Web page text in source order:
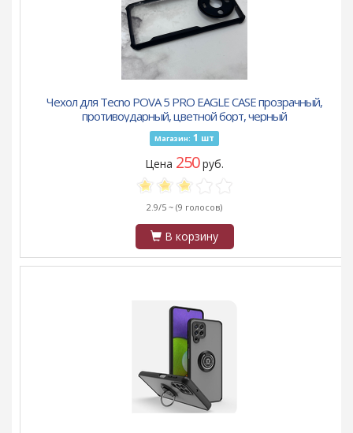
Чехол для Tecno POVA 5 PRO EAGLE CASE прозрачный,
противоударный, цветной борт, черный
Магазин: 1 шт
Цена 250руб.
2.9/5 ~ (9 голосов)
В корзину